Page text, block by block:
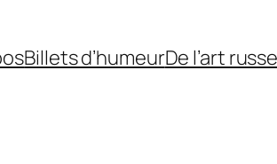
Billets d’humeurDe l’art russe